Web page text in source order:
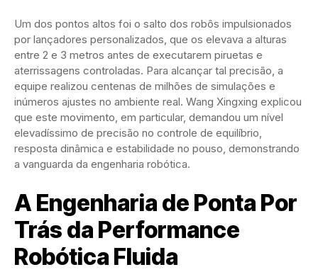
Um dos pontos altos foi o salto dos robôs impulsionados
por lançadores personalizados, que os elevava a alturas
entre 2 e 3 metros antes de executarem piruetas e
aterrissagens controladas. Para alcançar tal precisão, a
equipe realizou centenas de milhões de simulações e
inúmeros ajustes no ambiente real. Wang Xingxing explicou
que este movimento, em particular, demandou um nível
elevadíssimo de precisão no controle de equilíbrio,
resposta dinâmica e estabilidade no pouso, demonstrando
a vanguarda da engenharia robótica.
A Engenharia de Ponta Por
Trás da Performance
Robótica Fluida